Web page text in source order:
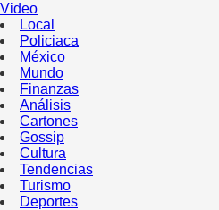
Video
Local
Policiaca
México
Mundo
Finanzas
Análisis
Cartones
Gossip
Cultura
Tendencias
Turismo
Deportes